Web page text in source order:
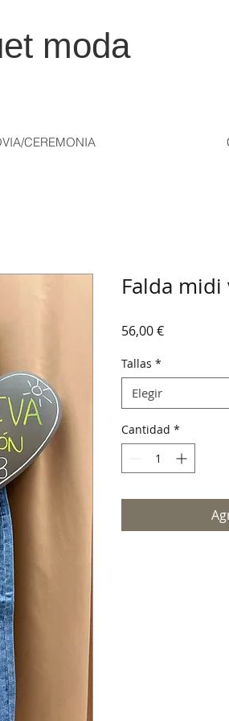
moda
CEREMONIA
Falda midi
56,00 €Precio
Tallas *
Elegir
Cantidad *